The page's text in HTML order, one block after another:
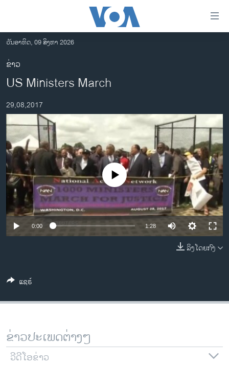
ເຂົ້າ
ຫາ
ຂ້າມ
ຂ້າມ
ໄປ
ຊອກ
ຄົ້ນ
ອາເມຣິກາ
ການເລືອກຕັ້ງ ປະທານາທີບໍດີ ສະຫະລັດ 2024
ຂ່າວ​ຈີນ
ໂລກ
ເອເຊຍ
ອິດສະຫຼະພາບດ້ານການຂ່າວ
ຊີວິດຊາວລາວ
ຊຸມຊົນຊາວລາວ
ວິທະຍາສາດ-ເທັກໂນໂລຈີ
ພາສາອັງກິດ
ລາຍການກະຈາຍສຽງ
ລາຍງານ
ຕິດຕາມພວກເຮົາ ທີ່
ວັນອາທິດ, 09 ສິງຫາ 2026
ຂ່າວ
US Ministers March
29,08,2017
No media source currently available
0:00 1:28
ລິງໂດຍກົງ
ແຊຣ໌
ຂ່າວປະເພດຕ່າງໆ
ວີດີໂອຂ່າວ